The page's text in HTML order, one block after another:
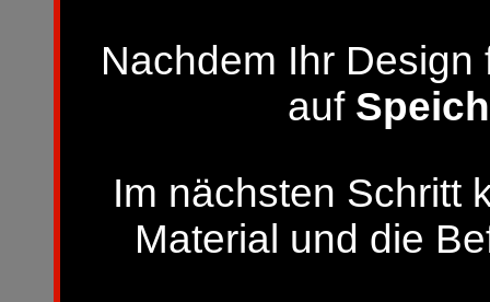
Nachdem Ihr
auf
Im nächsten Schritt
Material und die